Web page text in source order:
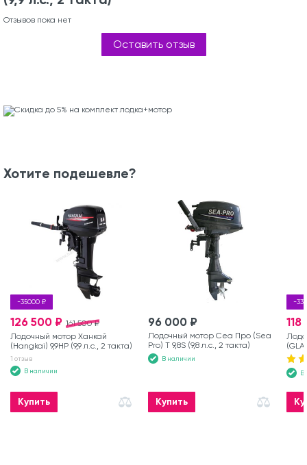
Отзывов пока нет
Оставить отзыв
Хотите подешевле?
-35000 ₽
161 500 ₽
126 500 ₽
Лодочный мотор Ханкай
(Hangkai) 9,9HP (9,9 л.с., 2 такта)
1 отзыв
В наличии
Купить
96 000 ₽
Лодочный мотор Сеа Про (Sea
Pro) Т 9,8S (9,8 л.с., 2 такта)
В наличии
Купить
-
В